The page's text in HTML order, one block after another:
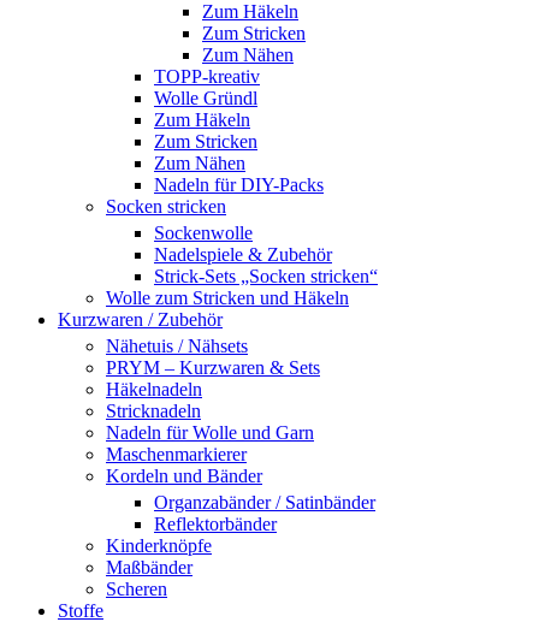
Zum Häkeln
Zum Stricken
Zum Nähen
TOPP-kreativ
Wolle Gründl
Zum Häkeln
Zum Stricken
Zum Nähen
Nadeln für DIY-Packs
Socken stricken
Sockenwolle
Nadelspiele & Zubehör
Strick-Sets „Socken stricken“
Wolle zum Stricken und Häkeln
Kurzwaren / Zubehör
Nähetuis / Nähsets
PRYM – Kurzwaren & Sets
Häkelnadeln
Stricknadeln
Nadeln für Wolle und Garn
Maschenmarkierer
Kordeln und Bänder
Organzabänder / Satinbänder
Reflektorbänder
Kinderknöpfe
Maßbänder
Scheren
Stoffe